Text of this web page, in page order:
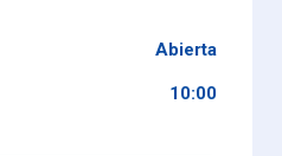
Abierta
10:00